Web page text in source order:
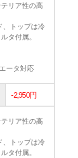
リア性の高
、トップは冷
タ付属。
ータ対応
-2,950円
リア性の高
、トップは冷
タ付属。